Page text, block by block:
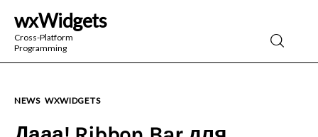
wxWidgets
Cross-Platform
ProgrammingwxWidgets
Cross-Platform Programming
NEWS WXWIDGETS